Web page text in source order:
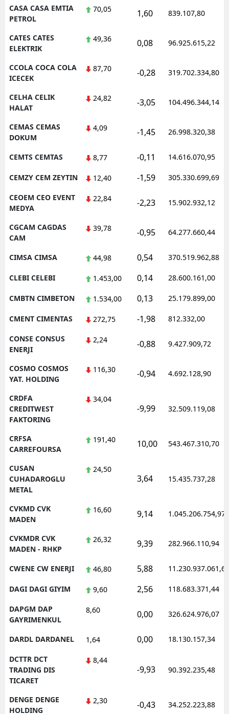
CASA CASA EMTIA
PETROL
70,05 1,60 839.107,80
CATES CATES
ELEKTRIK
49,36 0,08 96.925.615,22
CCOLA COCA COLA
ICECEK
87,70 -0,28 319.702.334,80
CELHA CELIK
HALAT
24,82 -3,05 104.496.344,14
CEMAS CEMAS
DOKUM
4,09 -1,45 26.998.320,38
CEMTS CEMTAS 8,77 -0,11 14.616.070,95
CEMZY CEM ZEYTIN 12,40 -1,59 305.330.699,69
CEOEM CEO EVENT
MEDYA
22,84 -2,23 15.902.932,12
CGCAM CAGDAS
CAM
39,78 -0,95 64.277.660,44
CIMSA CIMSA 44,98 0,54 370.519.962,88
CLEBI CELEBI 1.453,00 0,14 28.600.161,00
CMBTN CIMBETON 1.534,00 0,13 25.179.899,00
CMENT CIMENTAS 272,75 -1,98 812.332,00
CONSE CONSUS
ENERJI
2,24 -0,88 9.427.909,72
COSMO COSMOS
YAT. HOLDING
116,30 -0,94 4.692.128,90
CRDFA
CREDITWEST
FAKTORING
34,04
-9,99 32.509.119,08
CRFSA
CARREFOURSA
191,40 10,00 543.467.310,70
CUSAN
CUHADAROGLU
METAL
24,50
3,64 15.435.737,28
CVKMD CVK
MADEN
16,60 9,14 1.045.206.754,97
CVKMDR CVK
MADEN - RHKP
26,32 9,39 282.966.110,94
CWENE CW ENERJI 46,80 5,88 11.230.937.061,62
DAGI DAGI GIYIM 9,60 2,56 118.683.371,44
DAPGM DAP
GAYRIMENKUL
8,60 0,00 326.624.976,07
DARDL DARDANEL 1,64 0,00 18.130.157,34
DCTTR DCT
TRADING DIS
TICARET
8,44
-9,93 90.392.235,48
DENGE DENGE
HOLDING
2,30 -0,43 34.252.223,88